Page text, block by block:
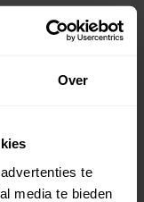
Over
te
media te bieden
je ingelogd